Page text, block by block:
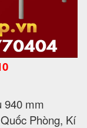
940 mm
Phòng, Kí